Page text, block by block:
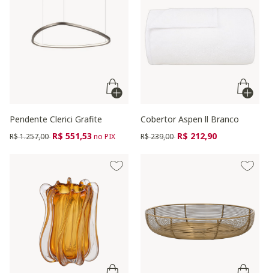
Pendente Clerici Grafite
Preço reduzido de
R$ 1.257,00 para
R$ 551,53no PIX
Cobertor Aspen ll Branco
Preço reduzido de
R$ 239,00 para
R$ 212,90